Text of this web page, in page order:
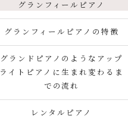
グランフィールピアノ
グランフィールピアノの特徴
グランドピアノのようなアップ
ライトピアノに生まれ変わるま
での流れ
レンタルピアノ